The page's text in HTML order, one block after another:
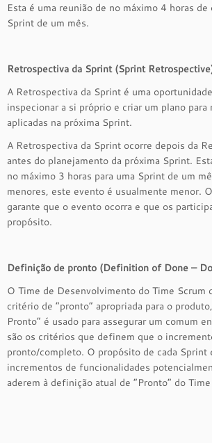
Esta é uma reunião de no máximo 4 horas de
Sprint de um mês.
Retrospectiva da Sprint (Sprint
A Retrospectiva da Sprint é uma
inspecionar a si próprio e criar um plano para
aplicadas na próxima Sprint.
A Retrospectiva da Sprint ocorre depois da
antes do planejamento da próxima Sprint.
no máximo 3 horas para uma Sprint de um
menores, este evento é usualmente menor.
garante que o evento ocorra e que os
propósito.
Definição de pronto (Definition of Done –
O Time de Desenvolvimento do Time Scrum
critério de “pronto” apropriada para o
Pronto” é usado para assegurar um comum
são os critérios que definem que o
pronto/completo. O propósito de cada Sprint
incrementos de funcionalidades
aderem à definição atual de “Pronto” do